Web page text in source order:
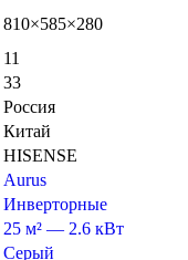
810×585×280
11
33
Россия
Китай
HISENSE
Aurus
Инверторные
25 м² — 2.6 кВт
Серый